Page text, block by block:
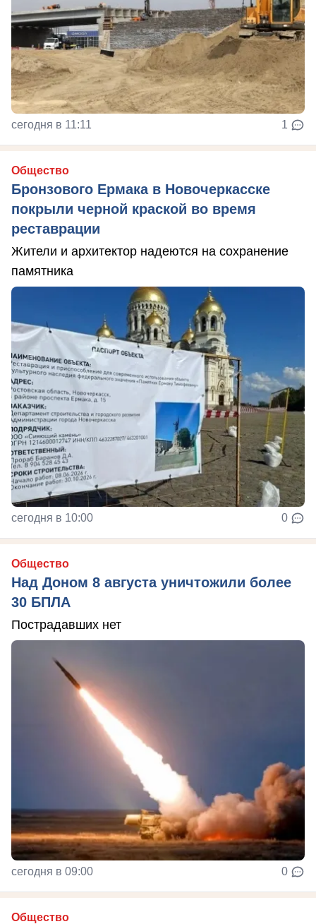
сегодня в 11:11 1
Общество
Бронзового Ермака в Новочеркасске
покрыли черной краской во время
реставрации
Жители и архитектор надеются на сохранение
памятника
сегодня в 10:00 0
Общество
Над Доном 8 августа уничтожили более
30 БПЛА
Пострадавших нет
сегодня в 09:00 0
Общество